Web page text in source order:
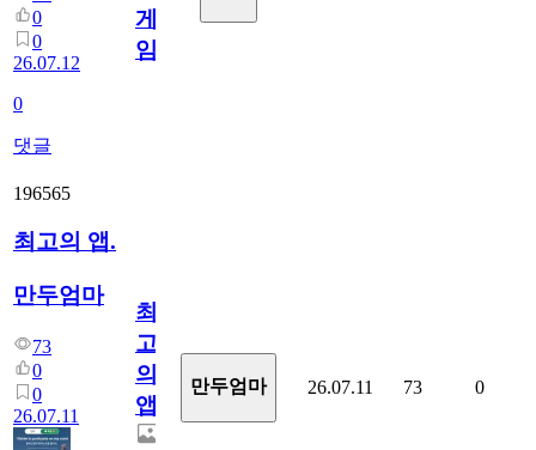
0
0
26.07.12
0
댓글
게
임?
196565
최고의 앱.
만두엄마
73
0
0
26.07.11
최
고
의
앱.
만두엄마 26.07.11 73 0